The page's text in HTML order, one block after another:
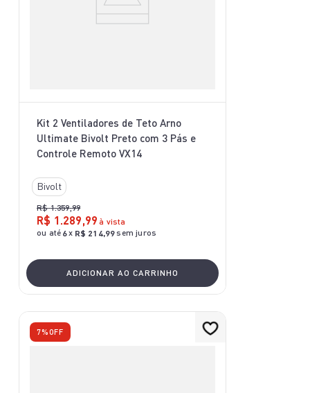
Kit 2 Ventiladores de Teto Arno
Ultimate Bivolt Preto com 3 Pás e
Controle Remoto VX14
Bivolt
R$ 1.359,99
R$ 1 .289,99 à vista
ou até 6x R$ 214,99sem juros
ADICIONAR AO CARRINHO
7%OFF